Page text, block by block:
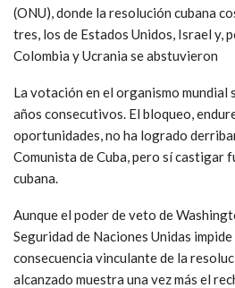
(ONU), donde la resolución cubana
tres, los de Estados Unidos, Israel y,
Colombia y Ucrania se abstuvieron
La votación en el organismo mundial
años consecutivos. El bloqueo,
oportunidades, no ha logrado
Comunista de Cuba, pero sí castigar
cubana.
Aunque el poder de veto de
Seguridad de Naciones Unidas
consecuencia vinculante de la
alcanzado muestra una vez más el